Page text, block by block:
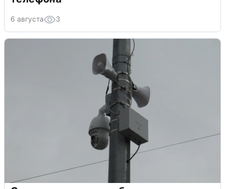
6 августа 3